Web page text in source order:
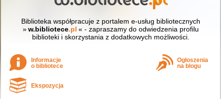
Biblioteka współpracuje z portalem e-usług bibliotecznych
» w.bibliotece.pl « - zapraszamy do odwiedzenia profilu
biblioteki i skorzystania z dodatkowych możliwości.
Informacje
o bibliotece
Ogłoszenia
na blogu
Ekspozycja